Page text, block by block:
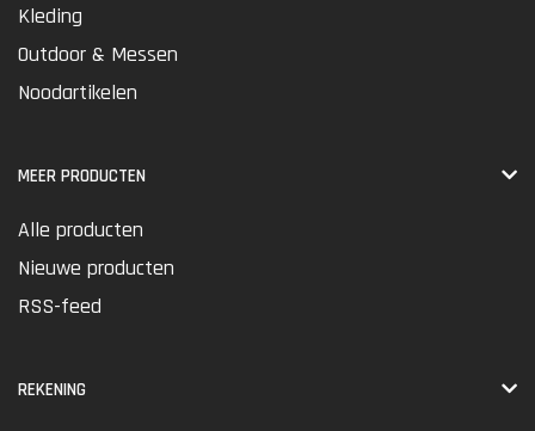
Kleding
Outdoor & Messen
Noodartikelen
MEER PRODUCTEN
Alle producten
Nieuwe producten
RSS-feed
REKENING